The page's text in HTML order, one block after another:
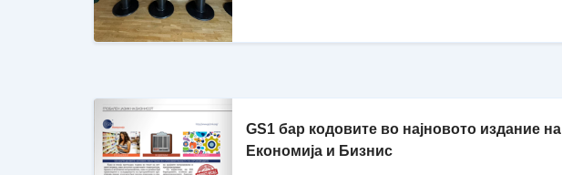
GS1 бар кодовите во најновото издание на
Економија и Бизнис